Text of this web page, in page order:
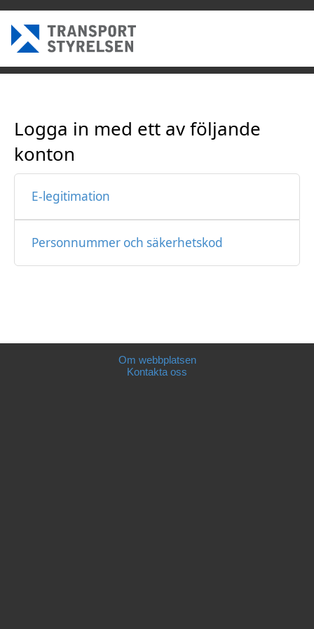
Logga in med ett av följande
konton
E-legitimation
Personnummer och säkerhetskod
Om webbplatsen
Kontakta oss